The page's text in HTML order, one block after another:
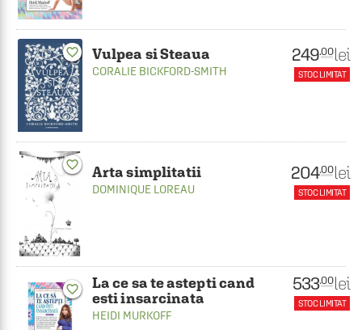
favorite_border Vulpea si Steaua
CORALIE BICKFORD-SMITH
249.00 lei
STOC LIMITAT
favorite_border Arta simplitatii
DOMINIQUE LOREAU
204.00 lei
STOC LIMITAT
favorite_border
La ce sa te astepti cand
esti insarcinata
HEIDI MURKOFF
533.00 lei
STOC LIMITAT